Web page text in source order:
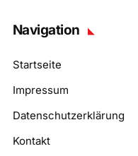
Navigation
Startseite
Impressum
Datenschutzerklärung
Kontakt